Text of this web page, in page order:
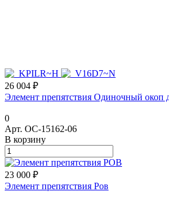
26 004 ₽
Элемент препятствия Одиночный окоп
0
Арт. ОС-15162-06
В корзину
23 000 ₽
Элемент препятствия Ров